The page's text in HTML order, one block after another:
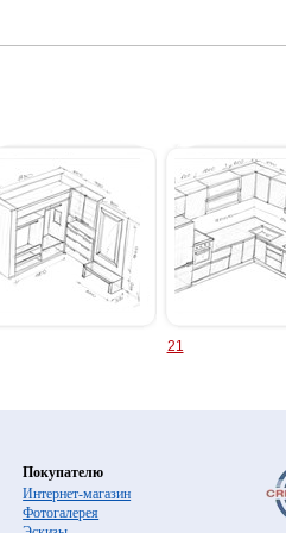
21
Покупателю
Интернет-магазин
Фотогалерея